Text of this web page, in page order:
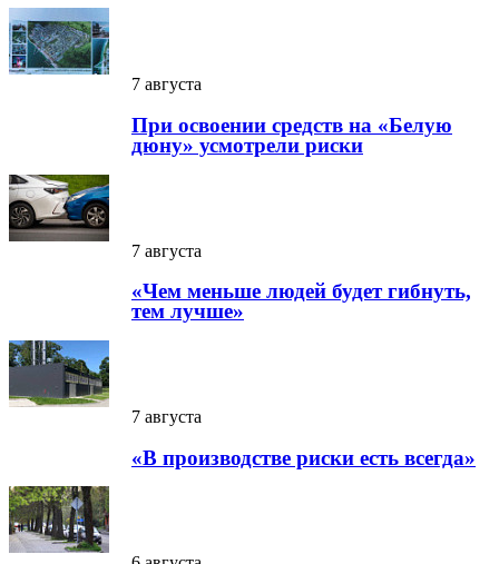
7 августа
При освоении средств на «Белую
дюну» усмотрели риски
7 августа
«Чем меньше людей будет гибнуть,
тем лучше»
7 августа
«В производстве риски есть всегда»